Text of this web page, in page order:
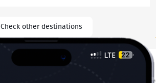
Check other destinations